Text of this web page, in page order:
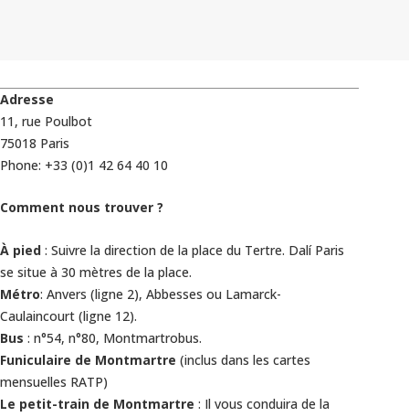
Adresse
11, rue Poulbot
75018 Paris
Phone: +33 (0)1 42 64 40 10
Comment nous trouver ?
À pied : Suivre la direction de la place du Tertre. Dalí Paris
se situe à 30 mètres de la place.
Métro: Anvers (ligne 2), Abbesses ou Lamarck-
Caulaincourt (ligne 12).
Bus : n°54, n°80, Montmartrobus.
Funiculaire de Montmartre (inclus dans les cartes
mensuelles RATP)
Le petit-train de Montmartre : Il vous conduira de la